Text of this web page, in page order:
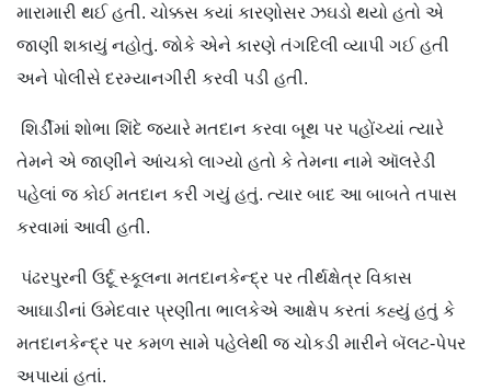
મારામારી થઈ હતી. ચોક્કસ કયાં કારણોસર ઝઘડો થયો હતો એ
જાણી શકાયું નહોતું. જોકે એને કારણે તંગદિલી વ્યાપી ગઈ હતી
અને પોલીસે દરમ્યાનગીરી કરવી પડી હતી.
શિર્ડીમાં શોભા શિંદે જ્યારે મતદાન કરવા બૂથ પર પહોંચ્યાં ત્યારે
તેમને એ જાણી‌ને આંચકો લાગ્યો હતો કે તેમના નામે ઑલરેડી
પહેલાં જ કોઈ મતદાન કરી ગયું હતું. ત્યાર બાદ આ બાબતે તપાસ
કરવામાં આવી હતી.
પંઢરપુરની ઉર્દૂ સ્કૂલના મતદાનકેન્દ્ર પર તીર્થક્ષેત્ર વિકાસ
આઘાડીનાં ઉમેદવાર પ્રણીતા ભાલકેએ આક્ષેપ કરતાં કહ્યું હતું કે
મતદાનકેન્દ્ર પર કમળ સામે પહેલેથી જ ચોકડી મારીને બૅલટ-પેપર
અપાયાં હતાં.